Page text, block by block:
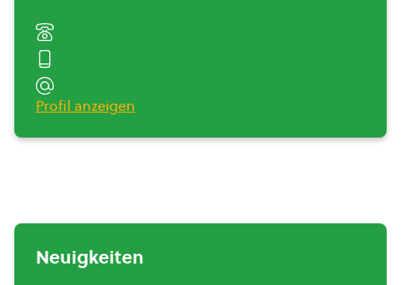
Profil anzeigen
Neuigkeiten